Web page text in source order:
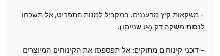
– משקאות קיץ מרעננים: במקביל למנות התפריט, אל תשכחו
לנסות משקה דק (או שניים!).
– דוכני קינוחים מתוקים: אל תפספסו את הקינוחים המיוצרים